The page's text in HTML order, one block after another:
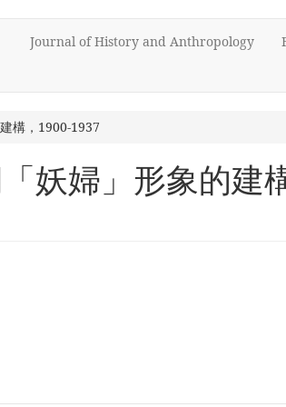
Journal of History and Anthropology
構，1900-1937
妖婦」形象的建